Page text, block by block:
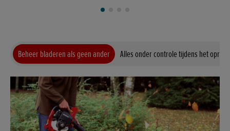
Beheer bladeren als geen ander Alles onder controle tijdens het